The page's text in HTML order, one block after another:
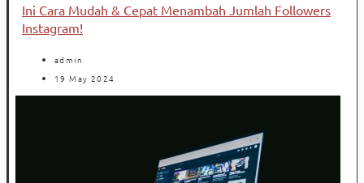
Ini Cara Mudah & Cepat Menambah Jumlah Followers
Instagram!
admin
19 May 2024